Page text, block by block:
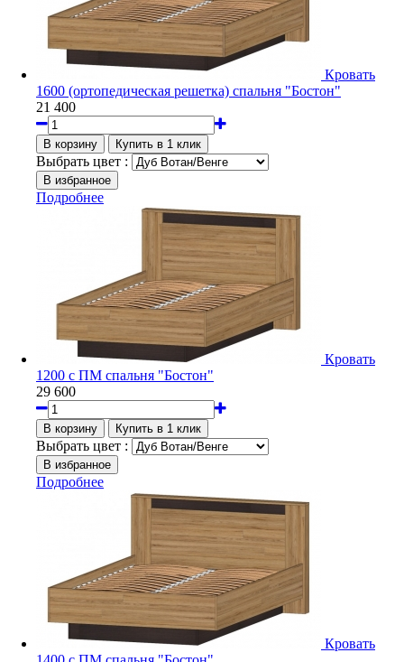
Кровать
1600 (ортопедическая решетка) спальня "Бостон"
21 400
Выбрать цвет :
Подробнее
Кровать
1200 с ПМ спальня "Бостон"
29 600
Выбрать цвет :
Подробнее
Кровать